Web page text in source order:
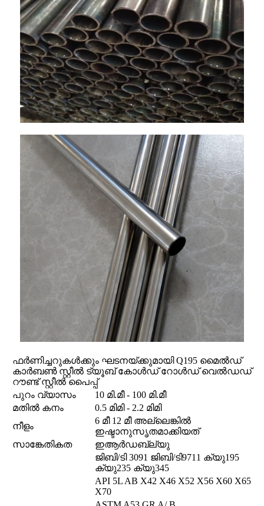
ഫർണിച്ചറുകൾക്കും ഘടനയ്ക്കുമായി Q195 മൈൽഡ്
കാർബൺ സ്റ്റീൽ ട്യൂബ് കോൾഡ് റോൾഡ് വെൽഡഡ്
റൗണ്ട് സ്റ്റീൽ പൈപ്പ്
പുറം വ്യാസം
10 മി.മീ - 100 മി.മീ
മതിൽ കനം
0.5 മിമി - 2.2 മിമി
നീളം
6 മീ 12 മീ അല്ലെങ്കിൽ
ഇഷ്ടാനുസൃതമാക്കിയത്
സാങ്കേതികത
ഇആർഡബ്ല്യു
ജിബി/ടി 3091 ജിബി/ടി9711 ക്യു195
ക്യു235 ക്യു345
API 5L AB X42 X46 X52 X56 X60 X65
X70